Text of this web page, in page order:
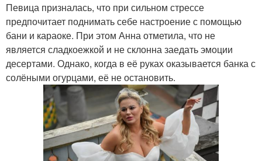
Певица призналась, что при сильном стрессе
предпочитает поднимать себе настроение с помощью
бани и караоке. При этом Анна отметила, что не
является сладкоежкой и не склонна заедать эмоции
десертами. Однако, когда в её руках оказывается банка с
солёными огурцами, её не остановить.